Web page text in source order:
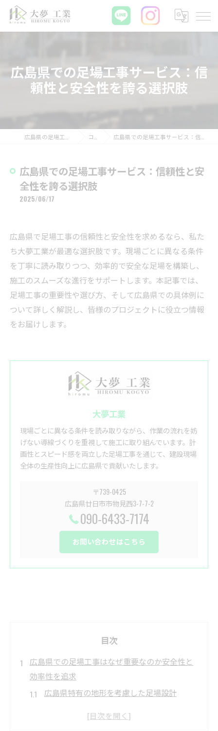
広島県での足場工事サービス：信
頼性と安全性を誇る選択肢
コラム 広島県での足場工事サービス：信頼性と安全性を誇る選択肢
広島県での足場工事サービス：信頼性と安
全性を誇る選択肢
2025/06/17
広島県で足場工事の信頼性と安全性を求めるなら、私た
ち大夢工業が最適な選択肢です。現場ごとに異なる条件
を丁寧に読み取りつつ、効率的で安全な足場を構築し、
施工のスムーズな進行をサポートします。本記事では、
足場工事の重要性や選び方、そして広島県での具体例に
ついて詳しく解説し、皆様のプロジェクトに役立つ情報
をお届けします。
大夢工業
現場ごとに異なる条件を読み取りながら、作業の流れを妨
げない導線づくりを重視して施工に取り組んでいます。計
画性とスピード感を両立した足場工事を通じて、建設現場
全体の生産性向上に広島県で貢献いたします。
〒739-0425
広島県廿日市市物見西3-7-7-2
090-6433-7174
お問い合わせはこちら
目次
広島県での足場工事はなぜ重要なのか安全性と
効率性を追求
広島県特有の地形を考慮した足場設計